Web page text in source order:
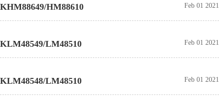
KHM88649/HM88610 Feb 01 2021
KLM48549/LM48510 Feb 01 2021
KLM48548/LM48510 Feb 01 2021